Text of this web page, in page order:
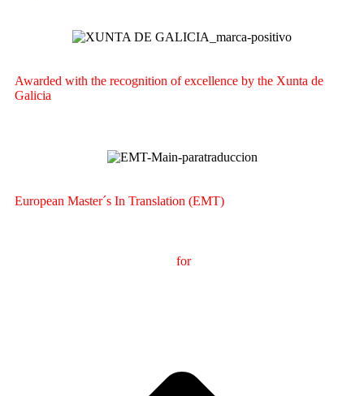
Awarded with the recognition of excellence by the Xunta de
Galicia
European Master´s In Translation (EMT)
forInternational